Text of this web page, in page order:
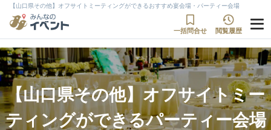
【山口県その他】オフサイトミーティングができるおすすめ宴会場・パーティー会場
一括問合せ 閲覧履歴
【山口県その他】オフサイトミー
ティングができるパーティー会場